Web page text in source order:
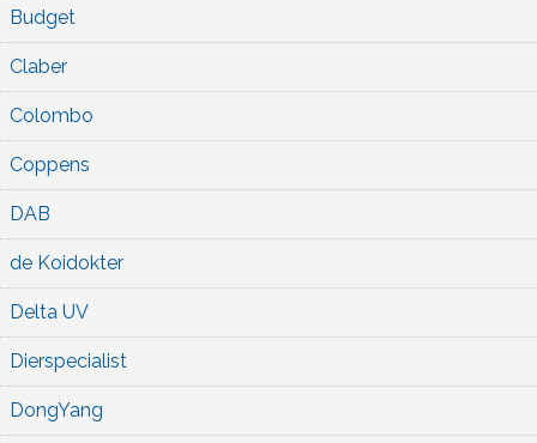
Budget
Claber
Colombo
Coppens
DAB
de Koidokter
Delta UV
Dierspecialist
DongYang